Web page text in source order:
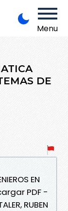
Menu
DE
EN
PDF -
RUBEN